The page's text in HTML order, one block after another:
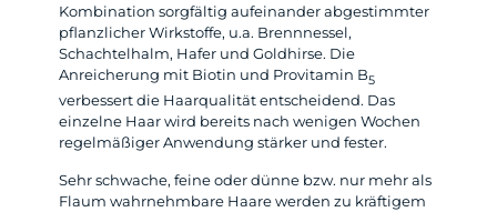
Kombination sorgfältig aufeinander abgestimmter
pflanzlicher Wirkstoffe, u.a. Brennnessel,
Schachtelhalm, Hafer und Goldhirse. Die
Anreicherung mit Biotin und Provitamin B5
verbessert die Haarqualität entscheidend. Das
einzelne Haar wird bereits nach wenigen Wochen
regelmäßiger Anwendung stärker und fester.
Sehr schwache, feine oder dünne bzw. nur mehr als
Flaum wahrnehmbare Haare werden zu kräftigem